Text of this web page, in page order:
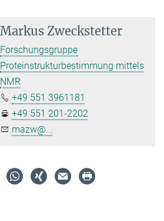
Markus Zweckstetter
Forschungsgruppe
Proteinstrukturbestimmung mittels
NMR
+49 551 3961181
+49 551 201-2202
mazw@...